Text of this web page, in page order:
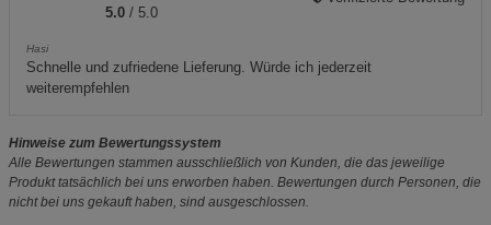
5.0 / 5.0
Hasi
Schnelle und zufriedene Lieferung. Würde ich jederzeit
weiterempfehlen
Hinweise zum Bewertungssystem
Alle Bewertungen stammen ausschließlich von Kunden, die das jeweilige
Produkt tatsächlich bei uns erworben haben. Bewertungen durch Personen, die
nicht bei uns gekauft haben, sind ausgeschlossen.